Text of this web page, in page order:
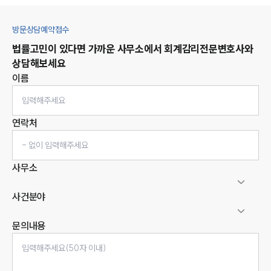
방문상담예약접수
법률고민이 있다면 가까운 사무소에서 회계감리 전문변호사와
상담해보세요
이름
연락처
사무소
사건분야
문의내용